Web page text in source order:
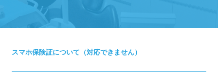
スマホ保険証について（対応できません）